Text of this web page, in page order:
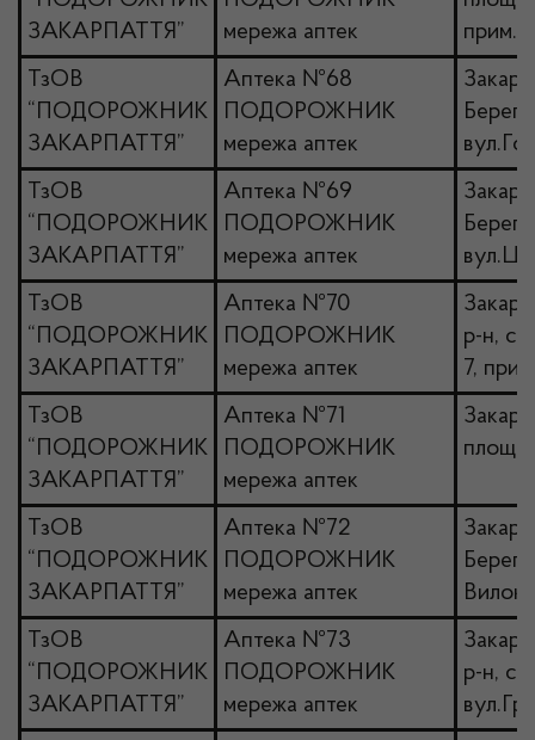
ЗАКАРПАТТЯ”
мережа аптек
прим.1
ТзОВ
“ПОДОРОЖНИК
ЗАКАРПАТТЯ”
Аптека №68
ПОДОРОЖНИК
мережа аптек
ТзОВ
“ПОДОРОЖНИК
ЗАКАРПАТТЯ”
Аптека №69
ПОДОРОЖНИК
мережа аптек
ТзОВ
“ПОДОРОЖНИК
ЗАКАРПАТТЯ”
Аптека №70
ПОДОРОЖНИК
мережа аптек
р-н,
7,
ТзОВ
“ПОДОРОЖНИК
ЗАКАРПАТТЯ”
Аптека №71
ПОДОРОЖНИК
мережа аптек
площа
ТзОВ
“ПОДОРОЖНИК
ЗАКАРПАТТЯ”
Аптека №72
ПОДОРОЖНИК
мережа аптек
ТзОВ
“ПОДОРОЖНИК
ЗАКАРПАТТЯ”
Аптека №73
ПОДОРОЖНИК
мережа аптек
р-н,